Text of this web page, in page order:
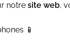
notre site web,
📱